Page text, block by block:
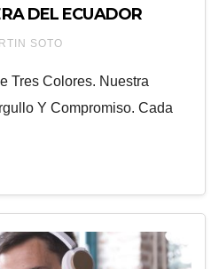
DEL ECUADOR
SOTO
Tres Colores. Nuestra
Y Compromiso. Cada